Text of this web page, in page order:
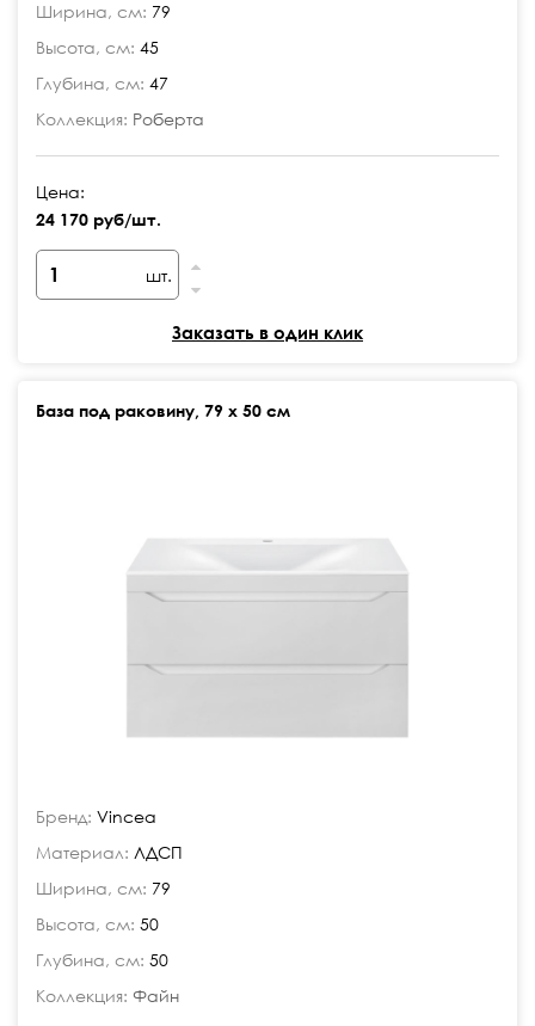
Ширина, см: 79
Высота, см: 45
Глубина, см: 47
Коллекция: Роберта
Цена:
24 170 руб/шт.
шт.
Заказать в один клик
База под раковину, 79 х 50 см
Бренд: Vincea
Материал: ЛДСП
Ширина, см: 79
Высота, см: 50
Глубина, см: 50
Коллекция: Файн